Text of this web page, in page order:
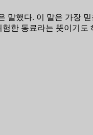
말했다. 이 말은 가장
한 동료라는 뜻이기도